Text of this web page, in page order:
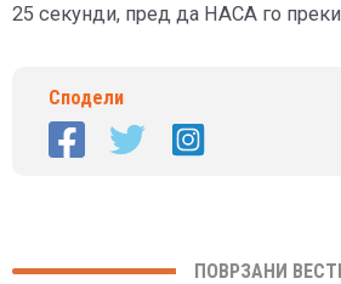
25 секунди, пред да НАСА го
Сподели
ПОВРЗАНИ